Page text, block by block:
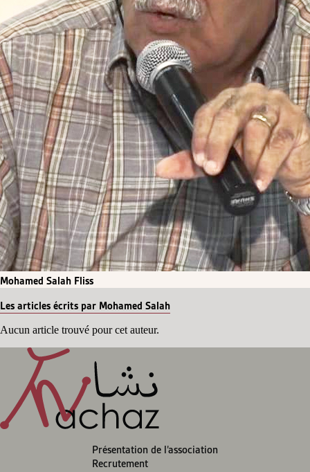
Mohamed Salah Fliss
Les articles écrits par Mohamed Salah
Aucun article trouvé pour cet auteur.
Présentation de l’association
Recrutement